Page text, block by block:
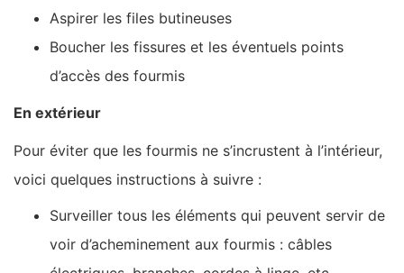
Aspirer les files butineuses
Boucher les fissures et les éventuels points
d’accès des fourmis
En extérieur
Pour éviter que les fourmis ne s’incrustent à l’intérieur,
voici quelques instructions à suivre :
Surveiller tous les éléments qui peuvent servir de
voir d’acheminement aux fourmis : câbles